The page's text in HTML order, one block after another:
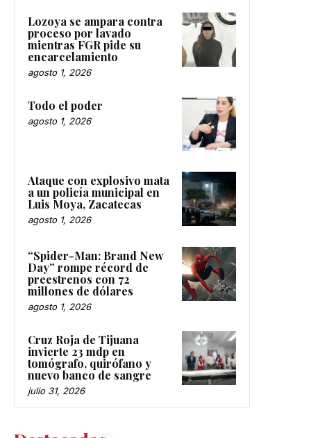
Lozoya se ampara contra
proceso por lavado
mientras FGR pide su
encarcelamiento
agosto 1, 2026
Todo el poder
agosto 1, 2026
Ataque con explosivo mata
a un policía municipal en
Luis Moya, Zacatecas
agosto 1, 2026
“Spider-Man: Brand New
Day” rompe récord de
preestrenos con 72
millones de dólares
agosto 1, 2026
Cruz Roja de Tijuana
invierte 23 mdp en
tomógrafo, quirófano y
nuevo banco de sangre
julio 31, 2026